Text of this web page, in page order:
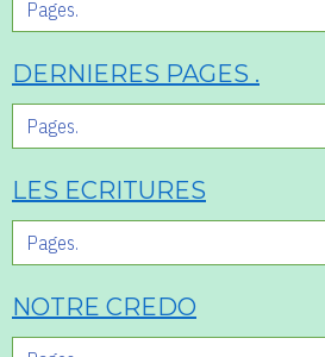
DERNIERES PAGES .
LES ECRITURES
NOTRE CREDO